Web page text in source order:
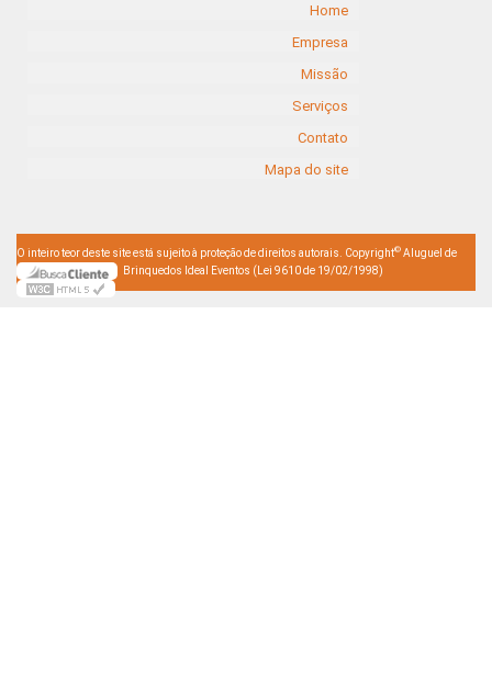
Home
Empresa
Missão
Serviços
Contato
Mapa do site
O inteiro teor deste site está sujeito à proteção de direitos autorais. Copyright© Aluguel de
Brinquedos Ideal Eventos (Lei 9610 de 19/02/1998)